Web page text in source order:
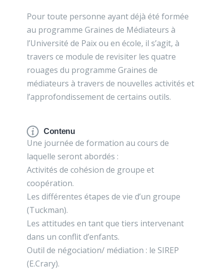
Pour toute personne ayant déjà été formée
au programme Graines de Médiateurs à
l’Université de Paix ou en école, il s’agit, à
travers ce module de revisiter les quatre
rouages du programme Graines de
médiateurs à travers de nouvelles activités et
l’approfondissement de certains outils.
Contenu
Une journée de formation au cours de
laquelle seront abordés :
Activités de cohésion de groupe et
coopération.
Les différentes étapes de vie d’un groupe
(Tuckman).
Les attitudes en tant que tiers intervenant
dans un conflit d’enfants.
Outil de négociation/ médiation : le SIREP
(E.Crary).